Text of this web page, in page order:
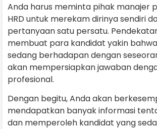
Anda harus meminta pihak manajer
HRD untuk merekam dirinya sendiri
pertanyaan satu persatu.
membuat para kandidat yakin
sedang berhadapan dengan
akan mempersiapkan jawaban
profesional.
Dengan begitu, Anda akan
mendapatkan banyak informasi
dan memperoleh kandidat yang